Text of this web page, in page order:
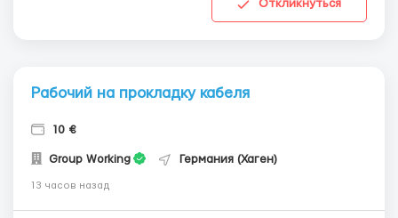
Откликнуться
Рабочий на прокладку кабеля
10 €
Group Working Германия (Хаген)
13 часов назад